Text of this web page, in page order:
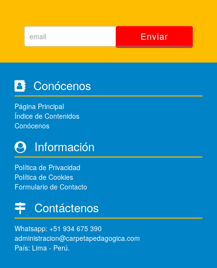
Enviar
Conócenos
Página Principal
Índice de Contenidos
Conócenos
Información
Política de Privacidad
Política de Cookies
Formulario de Contacto
Contáctenos
Whatsapp: +51 934 675 390
administracion@carpetapedagogica.com
País: Lima - Perú.